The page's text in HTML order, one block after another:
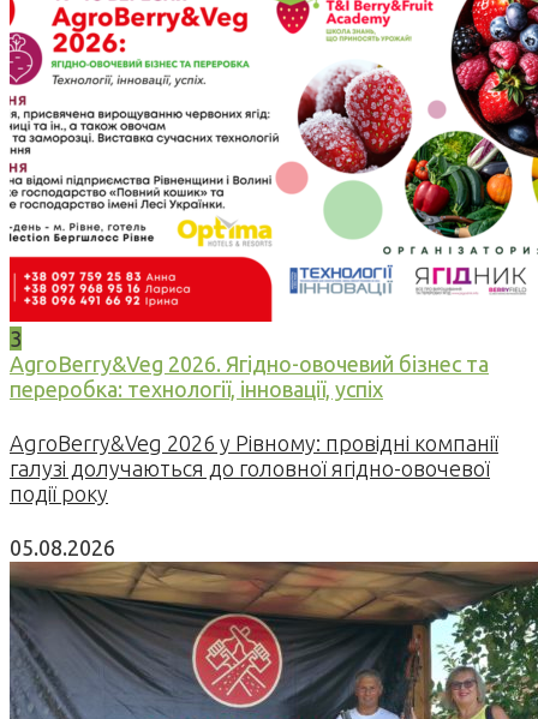
3
AgroBerry&Veg 2026. Ягідно-овочевий бізнес та
переробка: технології, інновації, успіх
AgroBerry&Veg 2026 у Рівному: провідні компанії
галузі долучаються до головної ягідно-овочевої
події року
05.08.2026